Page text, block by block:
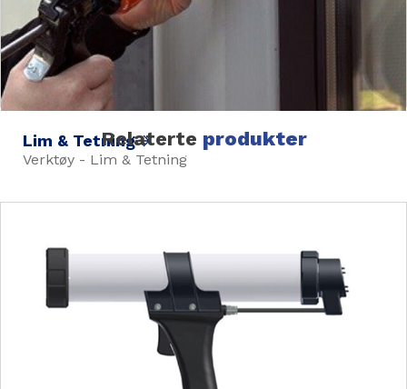
Lim & Tetning
Verktøy - Lim & Tetning
Relaterte produkter